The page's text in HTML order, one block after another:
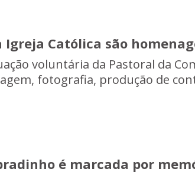
Católica são
voluntária da Pastoral da
fotografia, produção de
é marcada por